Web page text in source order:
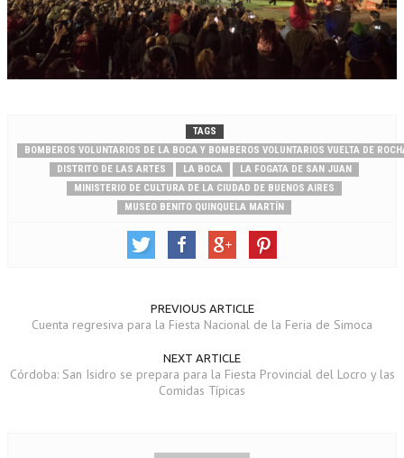
TAGS
BOMBEROS VOLUNTARIOS DE LA BOCA Y BOMBEROS VOLUNTARIOS VUELTA DE
DISTRITO DE LAS ARTES
LA BOCA
LA FOGATA DE SAN JUAN
MINISTERIO DE CULTURA DE LA CIUDAD DE BUENOS AIRES
MUSEO BENITO QUINQUELA MARTÍN
PREVIOUS ARTICLE
Cuenta regresiva para la Fiesta Nacional de la Feria de Simoca
NEXT ARTICLE
Córdoba: San Isidro se prepara para la Fiesta Provincial del Locro y las
Comidas Típicas